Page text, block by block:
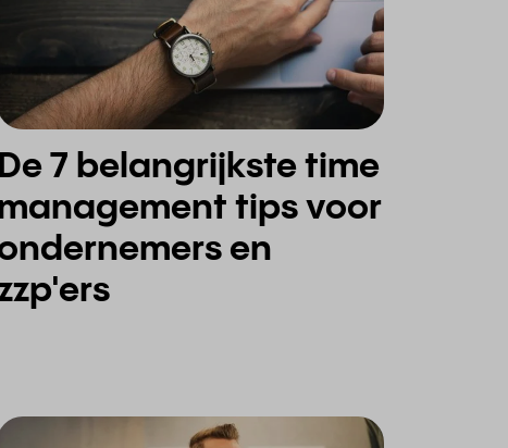
De 7 belangrijkste time
tips voor
en